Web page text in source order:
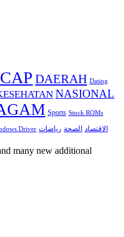
DAERAH Dating
NASIONAL
Sports Stock ROMs
Driver الاقتصاد الصحة رياضات
many new additional